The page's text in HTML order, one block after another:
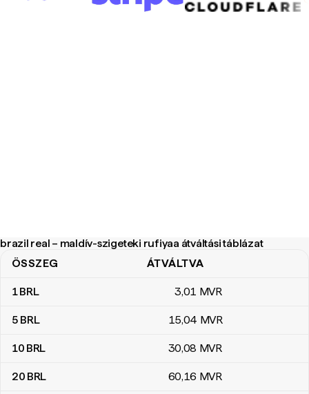
brazil real – maldív-szigeteki rufiyaa átváltási táblázat
brazil real – maldív-szigeteki rufiyaa átváltási táblázat
ÖSSZEG ÁTVÁLTVA
1BRL 3,01 MVR
5 BRL 15,04 MVR
10 BRL 30,08 MVR
20 BRL 60,16 MVR